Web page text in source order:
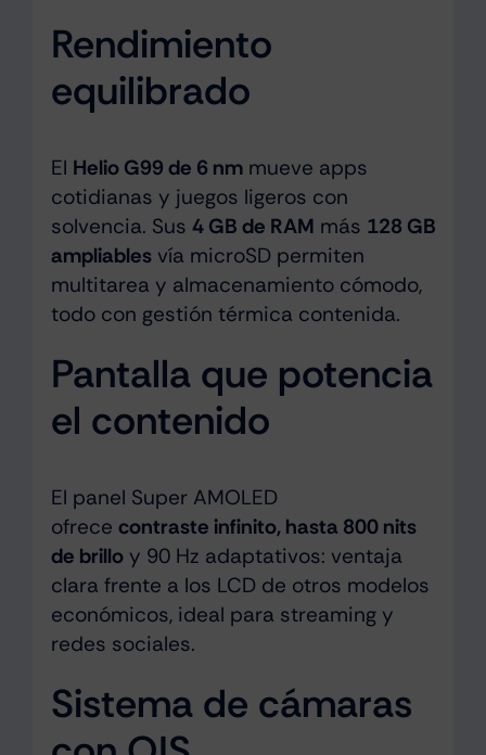
Rendimiento
equilibrado
El Helio G99 de 6 nmmueve apps
cotidianas y juegos ligeros con
solvencia. Sus 4 GB de RAM más 128 GB
ampliablesvía microSD permiten
multitarea y almacenamiento cómodo,
todo con gestión térmica contenida.
Pantalla que potencia
el contenido
El panel Super AMOLED
ofrece contraste infinito, hasta 800 nits
de brilloy 90 Hz adaptativos: ventaja
clara frente a los LCD de otros modelos
económicos, ideal para streaming y
redes sociales.
Sistema de cámaras